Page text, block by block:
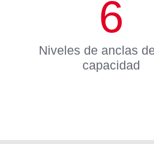
6
Niveles de anclas
capacidad